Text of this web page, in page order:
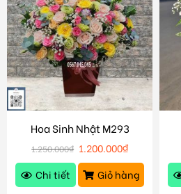
Hoa Sinh Nhật M293
1.250.000₫ 1.200.000₫
Chi tiết
Giỏ hàng